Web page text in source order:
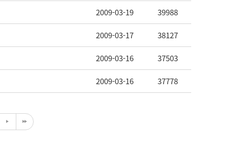
2009-03-19 39988
2009-03-17 38127
2009-03-16 37503
2009-03-16 37778